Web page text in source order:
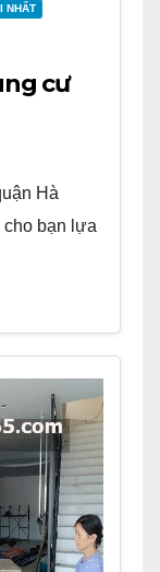
NHẤT
cư
Hà
cho bạn lựa